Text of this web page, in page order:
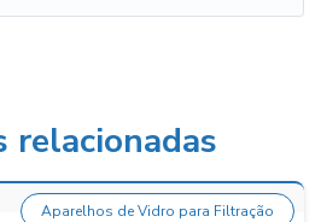
relacionadas
Aparelhos de Vidro para Filtração